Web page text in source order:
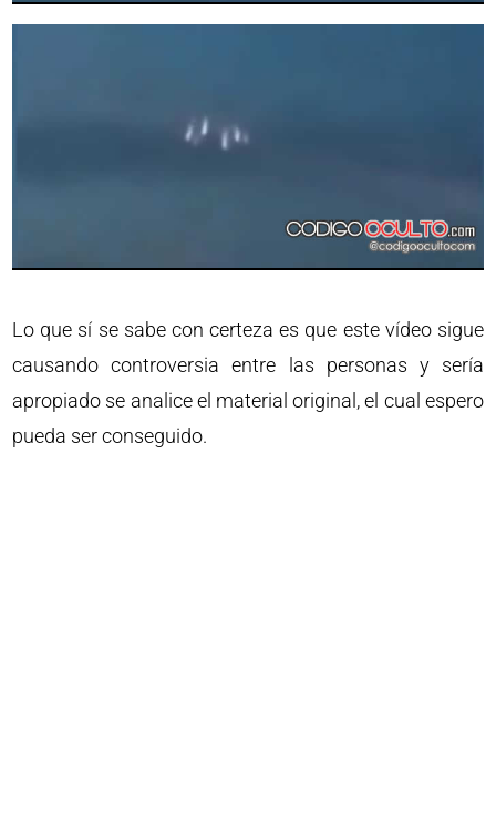
Lo que sí se sabe con certeza es que este vídeo sigue
causando controversia entre las personas y sería
apropiado se analice el material original, el cual espero
pueda ser conseguido.